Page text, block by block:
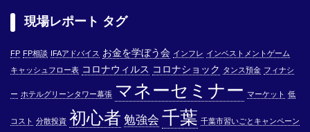
現場レポート タグ
FP FP相談 IFAアドバイス お金を学ぼう会 インフレ インベストメントゲーム
キャッシュフロー表 コロナウィルス コロナショック タンス預金 フィナシ
ー ホテルグリーンタワー幕張 マネーセミナー マーケット 低
コスト 分散投資 初心者 勉強会 千葉 千葉市習いごとキャンペーン